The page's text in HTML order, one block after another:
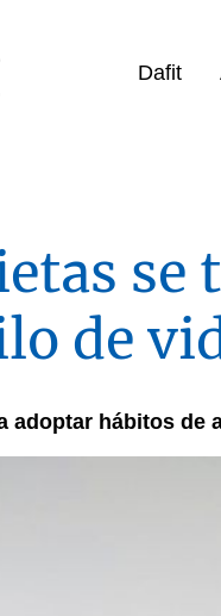
Dafit
se
de
adoptar hábitos